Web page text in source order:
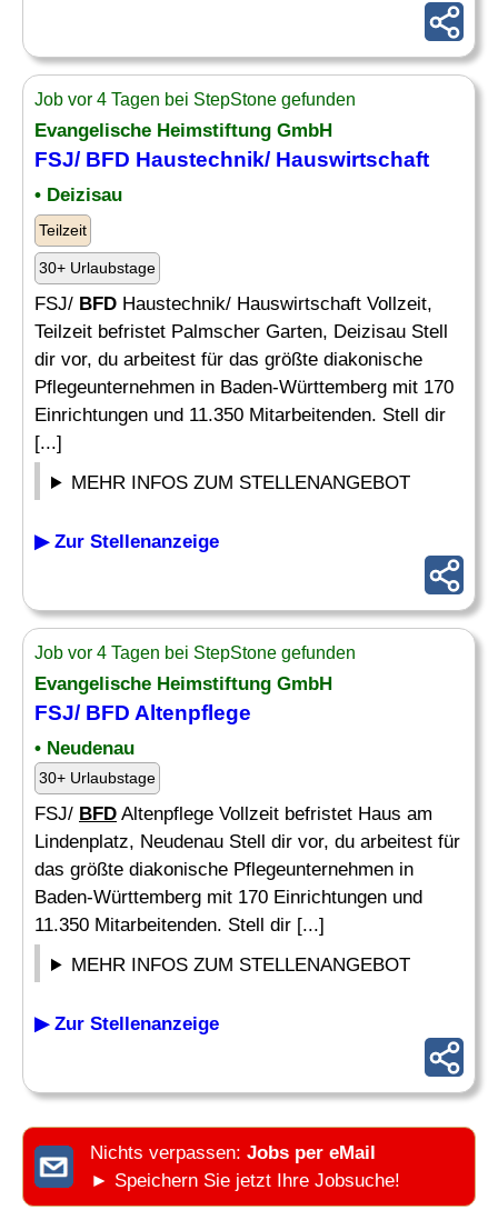
Job vor 4 Tagen bei StepStone gefunden
Evangelische Heimstiftung GmbH
FSJ/ BFD Haustechnik/ Hauswirtschaft
• Deizisau
Teilzeit
30+ Urlaubstage
FSJ/ BFD Haustechnik/ Hauswirtschaft Vollzeit,
Teilzeit befristet Palmscher Garten, Deizisau Stell
dir vor, du arbeitest für das größte diakonische
Pflegeunternehmen in Baden-Württemberg mit 170
Einrichtungen und 11.350 Mitarbeitenden. Stell dir
[...]
MEHR INFOS ZUM STELLENANGEBOT
▶ Zur Stellenanzeige
Job vor 4 Tagen bei StepStone gefunden
Evangelische Heimstiftung GmbH
FSJ/ BFD Altenpflege
• Neudenau
30+ Urlaubstage
FSJ/ BFD Altenpflege Vollzeit befristet Haus am
Lindenplatz, Neudenau Stell dir vor, du arbeitest für
das größte diakonische Pflegeunternehmen in
Baden-Württemberg mit 170 Einrichtungen und
11.350 Mitarbeitenden. Stell dir [...]
MEHR INFOS ZUM STELLENANGEBOT
▶ Zur Stellenanzeige
Nichts verpassen: Jobs per eMail
► Speichern Sie jetzt Ihre Jobsuche!